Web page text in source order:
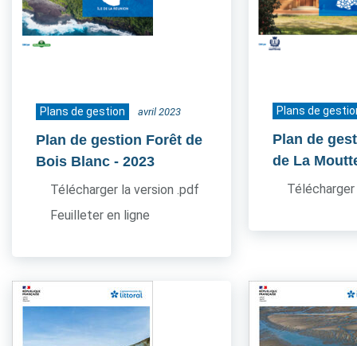
Plans de gestion avril 2023
Plan de gestion Forêt de
Bois Blanc - 2023
Télécharger la version .pdf
Feuilleter en ligne
Plans de
Plan de
de La